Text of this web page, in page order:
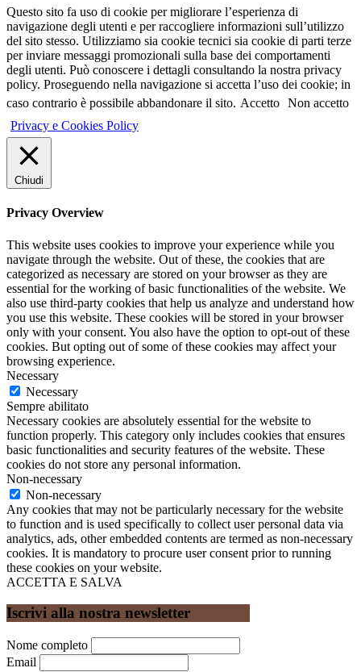
Questo sito fa uso di cookie per migliorare l’esperienza di
navigazione degli utenti e per raccogliere informazioni sull’utilizzo
del sito stesso. Utilizziamo sia cookie tecnici sia cookie di parti terze
per inviare messaggi promozionali sulla base dei comportamenti
degli utenti. Può conoscere i dettagli consultando la nostra privacy
policy. Proseguendo nella navigazione si accetta l’uso dei cookie; in
caso contrario è possibile abbandonare il sito. Accetto Non accetto
Privacy e Cookies Policy
Chiudi
Privacy Overview
This website uses cookies to improve your experience while you
navigate through the website. Out of these, the cookies that are
categorized as necessary are stored on your browser as they are
essential for the working of basic functionalities of the website. We
also use third-party cookies that help us analyze and understand how
you use this website. These cookies will be stored in your browser
only with your consent. You also have the option to opt-out of these
cookies. But opting out of some of these cookies may affect your
browsing experience.
Necessary
Necessary
Sempre abilitato
Necessary cookies are absolutely essential for the website to
function properly. This category only includes cookies that ensures
basic functionalities and security features of the website. These
cookies do not store any personal information.
Non-necessary
Non-necessary
Any cookies that may not be particularly necessary for the website
to function and is used specifically to collect user personal data via
analytics, ads, other embedded contents are termed as non-necessary
cookies. It is mandatory to procure user consent prior to running
these cookies on your website.
ACCETTA E SALVA
Iscrivi alla nostra newsletter
Nome completo
Email